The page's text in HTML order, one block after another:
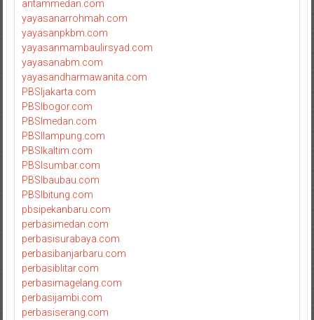
antammedan.com
yayasanarrohmah.com
yayasanpkbm.com
yayasanmambaulirsyad.com
yayasanabm.com
yayasandharmawanita.com
PBSIjakarta.com
PBSIbogor.com
PBSImedan.com
PBSIlampung.com
PBSIkaltim.com
PBSIsumbar.com
PBSIbaubau.com
PBSIbitung.com
pbsipekanbaru.com
perbasimedan.com
perbasisurabaya.com
perbasibanjarbaru.com
perbasiblitar.com
perbasimagelang.com
perbasijambi.com
perbasiserang.com